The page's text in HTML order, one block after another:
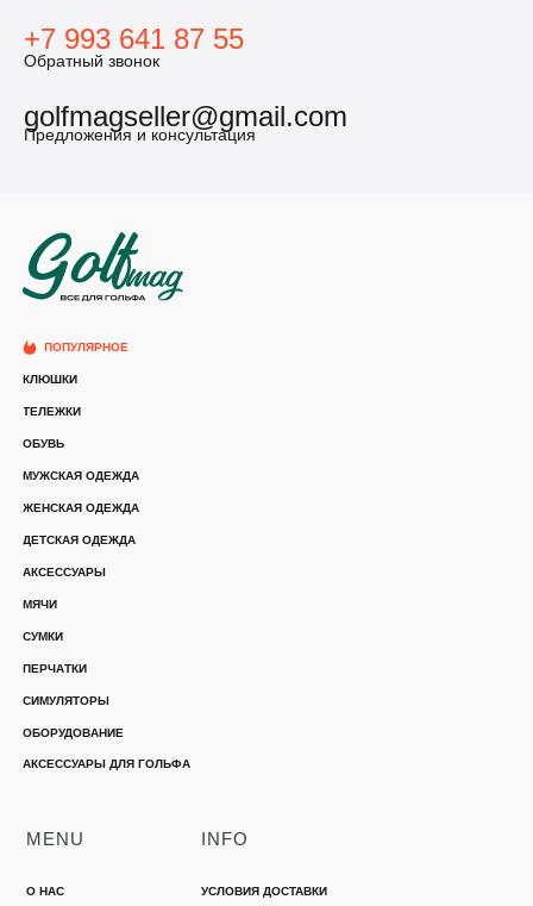
+7 993 641 87 55
Обратный звонок
golfmagseller@gmail.com
Предложения и консультация
О НАС
MENU
УСЛОВИЯ ДОСТАВКИ
INFO
КЛЮШКИ
СУМКИ
ОБУВЬ
ПЕРЧАТКИ
ТЕЛЕЖКИ
АКСЕССУАРЫ ДЛЯ ГОЛЬФА
МЯЧИ
СИМУЛЯТОРЫ
ОБОРУДОВАНИЕ
МУЖСКАЯ ОДЕЖДА
ЖЕНСКАЯ ОДЕЖДА
ДЕТСКАЯ ОДЕЖДА
АКСЕССУАРЫ
ПОПУЛЯРНОЕ